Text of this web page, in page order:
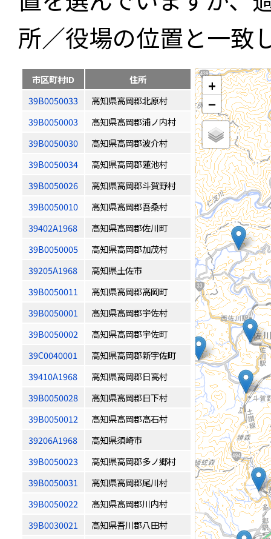
所／役場の位置と一致
市区町村ID
住所
39B0050033
高知県高岡郡北原村
39B0050003
高知県高岡郡浦ノ内村
39B0050030
高知県高岡郡波介村
39B0050034
高知県高岡郡蓮池村
39B0050026
高知県高岡郡斗賀野村
39B0050010
高知県高岡郡吾桑村
39402A1968
高知県高岡郡佐川町
39B0050005
高知県高岡郡加茂村
39205A1968
高知県土佐市
39B0050011
高知県高岡郡高岡町
39B0050001
高知県高岡郡宇佐村
39B0050002
高知県高岡郡宇佐町
39C0040001
高知県高岡郡新宇佐町
39410A1968
高知県高岡郡日高村
39B0050028
高知県高岡郡日下村
39B0050012
高知県高岡郡高石村
39206A1968
高知県須崎市
39B0050023
高知県高岡郡多ノ郷村
39B0050031
高知県高岡郡尾川村
39B0050022
高知県高岡郡川内村
39B0030021
高知県吾川郡八田村
+
−